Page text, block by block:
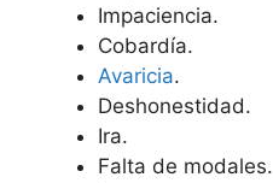
Impaciencia.
Cobardía.
Avaricia.
Deshonestidad.
Ira.
Falta de modales.